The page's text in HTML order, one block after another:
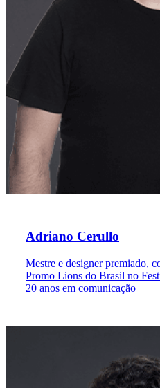
Adriano Cerullo
Mestre e designer premiado,
Promo Lions do Brasil no
20 anos em comunicação